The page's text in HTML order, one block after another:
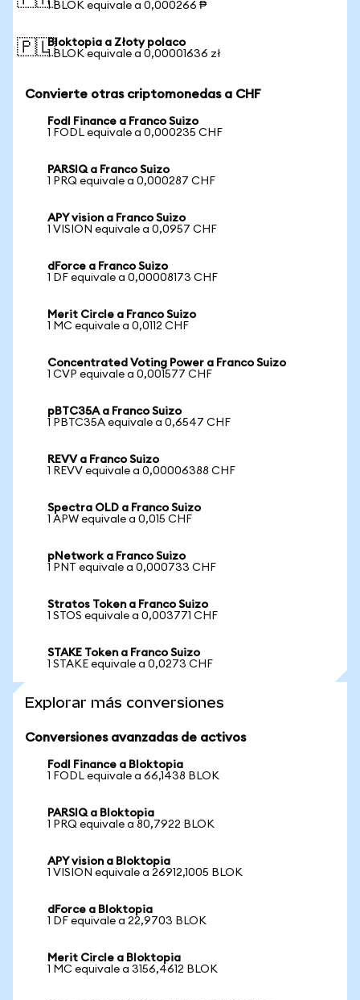
1 BLOK equivale a 0,000266 ₱
🇵🇱Bloktopia a Złoty polaco
1 BLOK equivale a 0,00001636 zł
Convierte otras criptomonedas a CHF
Fodl Finance a Franco Suizo
1 FODL equivale a 0,000235 CHF
PARSIQ a Franco Suizo
1 PRQ equivale a 0,000287 CHF
APY vision a Franco Suizo
1 VISION equivale a 0,0957 CHF
dForce a Franco Suizo
1 DF equivale a 0,00008173 CHF
Merit Circle a Franco Suizo
1 MC equivale a 0,0112 CHF
Concentrated Voting Power a Franco Suizo
1 CVP equivale a 0,001577 CHF
pBTC35A a Franco Suizo
1 PBTC35A equivale a 0,6547 CHF
REVV a Franco Suizo
1 REVV equivale a 0,00006388 CHF
Spectra OLD a Franco Suizo
1 APW equivale a 0,015 CHF
pNetwork a Franco Suizo
1 PNT equivale a 0,000733 CHF
Stratos Token a Franco Suizo
1 STOS equivale a 0,003771 CHF
STAKE Token a Franco Suizo
1 STAKE equivale a 0,0273 CHF
Explorar más conversiones
Conversiones avanzadas de activos
Fodl Finance a Bloktopia
1 FODL equivale a 66,1438 BLOK
PARSIQ a Bloktopia
1 PRQ equivale a 80,7922 BLOK
APY vision a Bloktopia
1 VISION equivale a 26912,1005 BLOK
dForce a Bloktopia
1 DF equivale a 22,9703 BLOK
Merit Circle a Bloktopia
1 MC equivale a 3156,4612 BLOK